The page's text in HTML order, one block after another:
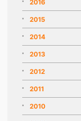
2016
2015
2014
2013
2012
2011
2010